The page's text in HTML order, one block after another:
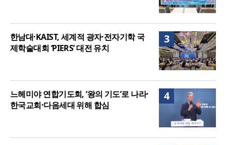
3
한남대·KAIST, 세계적 광자·전자기학 국
제학술대회 ‘PIERS’ 대전 유치
4
느헤미야 연합기도회, ‘왕의 기도’로 나라·
한국교회·다음세대 위해 합심